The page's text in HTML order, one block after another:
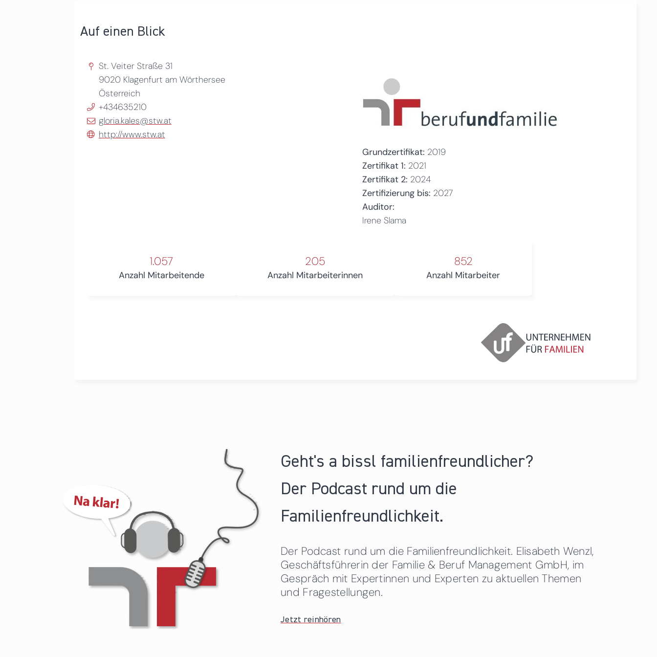
Auf einen Blick
St. Veiter Straße 31
9020 Klagenfurt am Wörthersee
Österreich
+434635210
gloria.kales@stw.at
http://www.stw.at
Grundzertifikat: 2019
Zertifikat 1: 2021
Zertifikat 2: 2024
Zertifizierung bis: 2027
Auditor:
Irene Slama
1.057
Anzahl Mitarbeitende
205
Anzahl Mitarbeiterinnen
852
Anzahl Mitarbeiter
Geht's a bissl familienfreundlicher?
Der Podcast rund um die
Familienfreundlichkeit.
Der Podcast rund um die Familienfreundlichkeit. Elisabeth Wenzl,
Geschäftsführerin der Familie & Beruf Management GmbH, im
Gespräch mit Expertinnen und Experten zu aktuellen Themen
und Fragestellungen.
Jetzt reinhören